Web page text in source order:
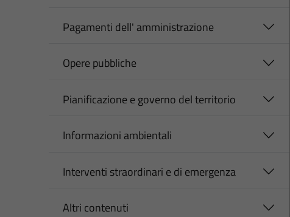
Pagamenti dell' amministrazione
Opere pubbliche
Pianificazione e governo del territorio
Informazioni ambientali
Interventi straordinari e di emergenza
Altri contenuti